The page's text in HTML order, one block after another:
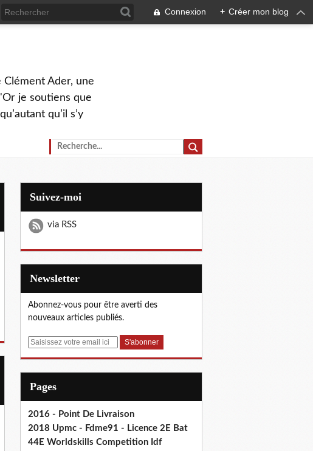
Connexion + Créer mon blog
Ader, une
je soutiens que
qu’il s’y
Suivez-moi
via RSS
Newsletter
Abonnez-vous pour être averti des
nouveaux articles publiés.
E
Pages
2016 - Point De Livraison
2018 Upmc - Fdme91 - Licence 2E Bat
44E Worldskills Competition Idf